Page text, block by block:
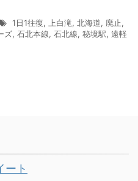
1日1往復, 上白滝, 北海道, 廃止,
ズ, 石北本線, 石北線, 秘境駅, 遠軽
ート